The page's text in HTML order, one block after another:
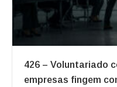
426 – Voluntariado
empresas fingem